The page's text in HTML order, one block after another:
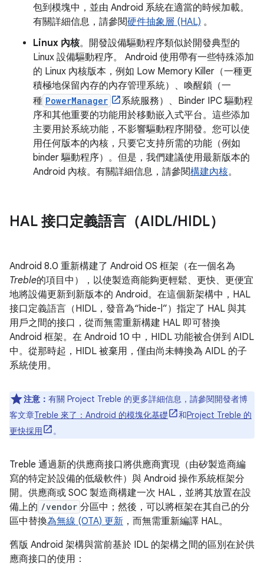
包到模塊中，並由 Android 系統在適當的時候加載。
有關詳細信息，請參閱硬件抽象層 (HAL) 。
Linux 內核。開發設備驅動程序類似於開發典型的
Linux 設備驅動程序。 Android 使用帶有一些特殊添加
的 Linux 內核版本，例如 Low Memory Killer（一種更
積極地保留內存的內存管理系統）、喚醒鎖（一
種 PowerManager
系統服務）、Binder IPC 驅動程
序和其他重要的功能用於移動嵌入式平台。這些添加
主要用於系統功能，不影響驅動程序開發。您可以使
用任何版本的內核，只要它支持所需的功能（例如
binder 驅動程序）。但是，我們建議使用最新版本的
Android 內核。有關詳細信息，請參閱構建內核。
HAL 接口定義語言（AIDL/HIDL）
Android 8.0 重新構建了 Android OS 框架（在一個名為
Treble的項目中），以使製造商能夠更輕鬆、更快、更便宜
地將設備更新到新版本的 Android。在這個新架構中，HAL
接口定義語言（HIDL，發音為“hide-l”）指定了 HAL 與其
用戶之間的接口，從而無需重新構建 HAL 即可替換
Android 框架。在 Android 10 中，HIDL 功能被合併到 AIDL
中。從那時起，HIDL 被棄用，僅由尚未轉換為 AIDL 的子
系統使用。
注意： 有關 Project Treble 的更多詳細信息，請參閱開發者博
客文章Treble 來了：Android 的模塊化基礎 和Project Treble 的
更快採用
。
Treble 通過新的供應商接口將供應商實現（由矽製造商編
寫的特定於設備的低級軟件）與 Android 操作系統框架分
開。供應商或 SOC 製造商構建一次 HAL，並將其放置在設
備上的 /vendor 分區中；然後，可以將框架在其自己的分
區中替換為無線 (OTA) 更新 ，而無需重新編譯 HAL。
舊版 Android 架構與當前基於 IDL 的架構之間的區別在於供
應商接口的使用：